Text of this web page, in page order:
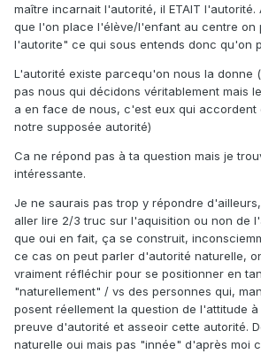
maître incarnait l'autorité, il ETAIT
que l'on place l'élève/l'enfant au centre on
l'autorite" ce qui sous entends donc qu'on
L'autorité existe parcequ'on nous la donne
pas nous qui décidons véritablement mais
a en face de nous, c'est eux qui accordent
notre supposée autorité)
Ca ne répond pas à ta question mais je
intéressante.
Je ne saurais pas trop y répondre
aller lire 2/3 truc sur l'aquisition ou non de
que oui en fait, ça se construit,
ce cas on peut parler d'autorité naturelle,
vraiment réfléchir pour se positionner en
"naturellement" / vs des personnes qui,
posent réellement la question de l'attitude
preuve d'autorité et asseoir cette autorité.
naturelle oui mais pas "innée" d'après moi